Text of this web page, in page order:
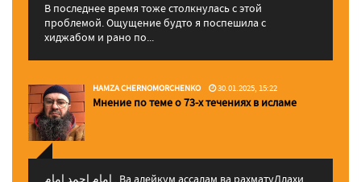
В последнее время тоже столкнулась с этой
проблемой. Ощущение будто я поспешила с
хиджабом и рано по...
HAMZA CHERNOMORCHENKO 30.01.2025, 15:22
Мнение по теме о 73-х течениях в исламе
إمام احمد إمام , Ва алейкум ассалам ва рахматуЛлахи